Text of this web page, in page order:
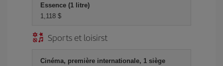
Essence (1 litre)
1,118 $
Sports et loisirst
Cinéma, première internationale, 1 siège